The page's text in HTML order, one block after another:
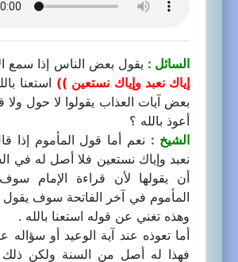
السائل : يقول بعض الناس إذا سمع
إياك نعبد وإياك نستعين )) استعنا
بعض آيات العذاب يقولوا لا حول ولا
أعوذ بالله ؟
الشيخ : نعم أما قول المأموم إذا
نعبد وإياك نستعين فلا أصل له في
أن يقولها لأن قراءة الإمام
المأموم في آخر الفاتحة سوف يقول
وهذه تغني عن قوله استعنا بالله .
أما تعوذه عند آية الوعيد أو سؤاله
فهذا له أصل من السنة ولكن ذلك